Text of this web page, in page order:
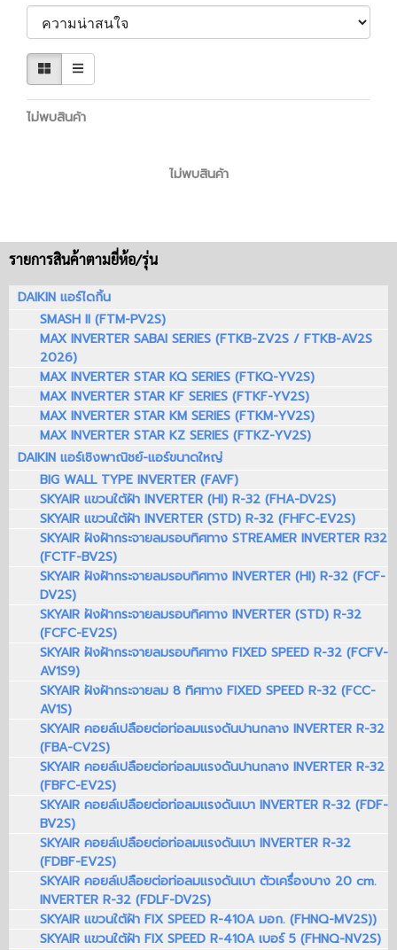
ไม่พบสินค้า
ไม่พบสินค้า
รายการสินค้าตามยี่ห้อ/รุ่น
DAIKIN แอร์ไดกิ้น
SMASH II (FTM-PV2S)
MAX INVERTER SABAI SERIES (FTKB-ZV2S / FTKB-AV2S
2026)
MAX INVERTER STAR KQ SERIES (FTKQ-YV2S)
MAX INVERTER STAR KF SERIES (FTKF-YV2S)
MAX INVERTER STAR KM SERIES (FTKM-YV2S)
MAX INVERTER STAR KZ SERIES (FTKZ-YV2S)
DAIKIN แอร์เชิงพาณิชย์-แอร์ขนาดใหญ่
BIG WALL TYPE INVERTER (FAVF)
SKYAIR แขวนใต้ฝ้า INVERTER (HI) R-32 (FHA-DV2S)
SKYAIR แขวนใต้ฝ้า INVERTER (STD) R-32 (FHFC-EV2S)
SKYAIR ฝังฝ้ากระจายลมรอบทิศทาง STREAMER INVERTER R32
(FCTF-BV2S)
SKYAIR ฝังฝ้ากระจายลมรอบทิศทาง INVERTER (HI) R-32 (FCF-
DV2S)
SKYAIR ฝังฝ้ากระจายลมรอบทิศทาง INVERTER (STD) R-32
(FCFC-EV2S)
SKYAIR ฝังฝ้ากระจายลมรอบทิศทาง FIXED SPEED R-32 (FCFV-
AV1S9)
SKYAIR ฝังฝ้ากระจายลม 8 ทิศทาง FIXED SPEED R-32 (FCC-
AV1S)
SKYAIR คอยล์เปลือยต่อท่อลมแรงดันปานกลาง INVERTER R-32
(FBA-CV2S)
SKYAIR คอยล์เปลือยต่อท่อลมแรงดันปานกลาง INVERTER R-32
(FBFC-EV2S)
SKYAIR คอยล์เปลือยต่อท่อลมแรงดันเบา INVERTER R-32 (FDF-
BV2S)
SKYAIR คอยล์เปลือยต่อท่อลมแรงดันเบา INVERTER R-32
(FDBF-EV2S)
SKYAIR คอยล์เปลือยต่อท่อลมแรงดันเบา ตัวเครื่องบาง 20 cm.
INVERTER R-32 (FDLF-DV2S)
SKYAIR แขวนใต้ฝ้า FIX SPEED R-410A มอก. (FHNQ-MV2S))
SKYAIR แขวนใต้ฝ้า FIX SPEED R-410A เบอร์ 5 (FHNQ-NV2S)